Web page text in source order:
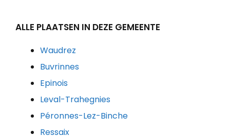
ALLE PLAATSEN IN DEZE GEMEENTE
Waudrez
Buvrinnes
Epinois
Leval-Trahegnies
Péronnes-Lez-Binche
Ressaix